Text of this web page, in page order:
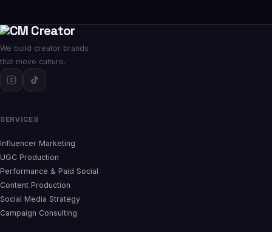
We build creator brands
that move culture.
SERVICES
Influencer Marketing
UGC Production
Performance & Paid Social
Content Production
Social Media Strategy
Campaign Consulting